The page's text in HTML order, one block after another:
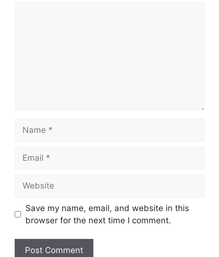
Save my name, email, and website in this
browser for the next time I comment.